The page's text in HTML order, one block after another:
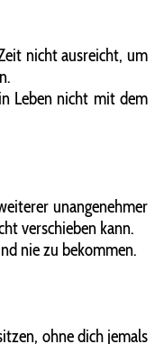
ausreicht, um
mit dem
verschieben kann.
bekommen.
dich jemals